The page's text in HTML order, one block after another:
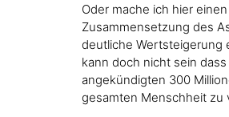
Oder mache ich hier
Zusammensetzung des
deutliche Wertsteigerung
kann doch nicht sein
angekündigten 300
gesamten Menschheit zu